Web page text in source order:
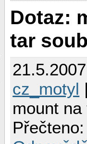
Dotaz:
tar
cz_motyl
mount